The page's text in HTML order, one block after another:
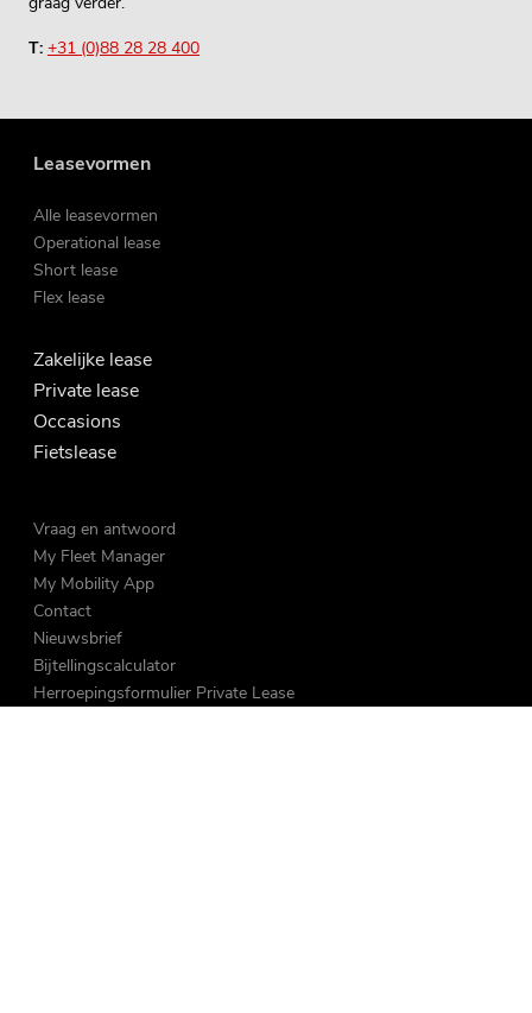
T: +31 (0)88 28 28 400
Leasevormen
Alle leasevormen
Operational lease
Short lease
Flex lease
Zakelijke lease
Private lease
Occasions
Fietslease
Vraag en antwoord
My Fleet Manager
My Mobility App
Contact
Nieuwsbrief
Bijtellingscalculator
Herroepingsformulier Private Lease